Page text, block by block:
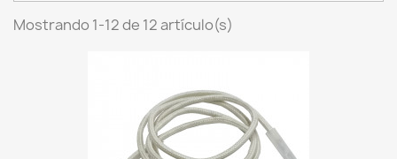
Mostrando 1-12 de 12 artículo(s)